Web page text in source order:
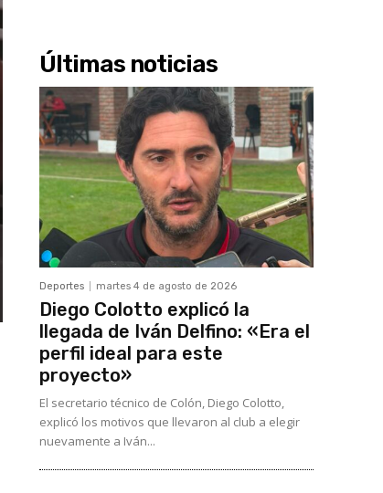
Últimas noticias
Deportes martes 4 de agosto de 2026
Diego Colotto explicó la
llegada de Iván Delfino: «Era el
perfil ideal para este
proyecto»
El secretario técnico de Colón, Diego Colotto,
explicó los motivos que llevaron al club a elegir
nuevamente a Iván...